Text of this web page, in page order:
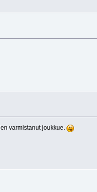
varmistanut joukkue.